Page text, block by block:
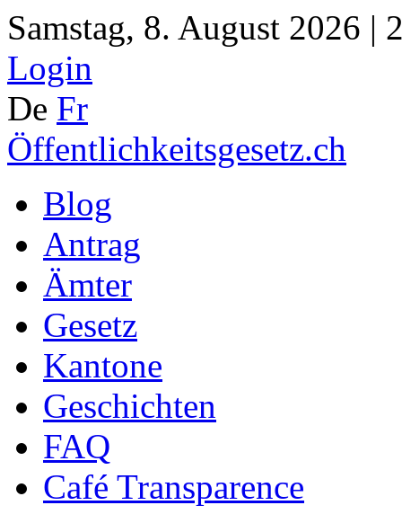
Samstag, 8. August 2026 |
Login
De Fr
Öffentlichkeitsgesetz.ch
Blog
Antrag
Ämter
Gesetz
Kantone
Geschichten
FAQ
Café Transparence